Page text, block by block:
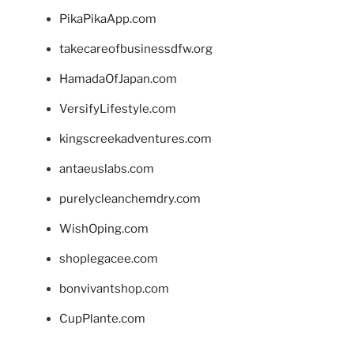
PikaPikaApp.com
takecareofbusinessdfw.org
HamadaOfJapan.com
VersifyLifestyle.com
kingscreekadventures.com
antaeuslabs.com
purelycleanchemdry.com
WishOping.com
shoplegacee.com
bonvivantshop.com
CupPlante.com